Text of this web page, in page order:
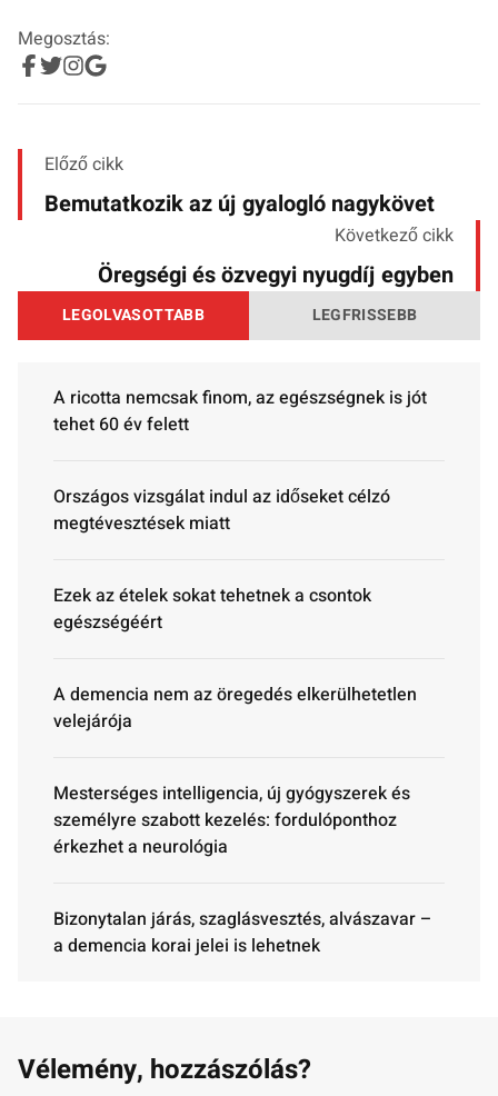
Megosztás:
Előző cikk
Bemutatkozik az új gyalogló nagykövet
Következő cikk
Öregségi és özvegyi nyugdíj egyben
LEGOLVASOTTABB LEGFRISSEBB
A ricotta nemcsak finom, az egészségnek is jót
tehet 60 év felett
Országos vizsgálat indul az időseket célzó
megtévesztések miatt
Ezek az ételek sokat tehetnek a csontok
egészségéért
A demencia nem az öregedés elkerülhetetlen
velejárója
Mesterséges intelligencia, új gyógyszerek és
személyre szabott kezelés: fordulóponthoz
érkezhet a neurológia
Bizonytalan járás, szaglásvesztés, alvászavar –
a demencia korai jelei is lehetnek
Vélemény, hozzászólás?